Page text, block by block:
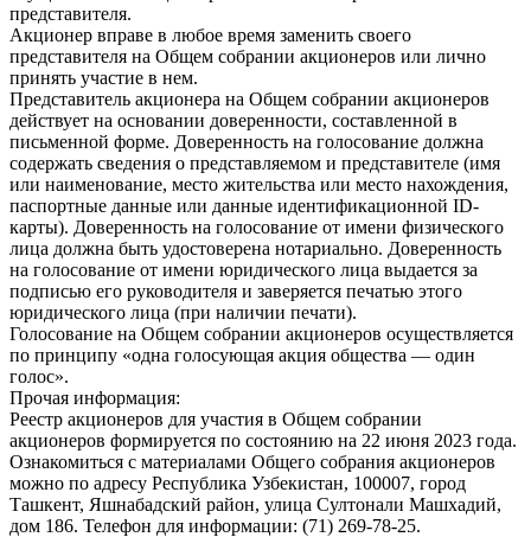
представителя.
Акционер вправе в любое время заменить своего
представителя на Общем собрании акционеров или лично
принять участие в нем.
Представитель акционера на Общем собрании акционеров
действует на основании доверенности, составленной в
письменной форме. Доверенность на голосование должна
содержать сведения о представляемом и представителе (имя
или наименование, место жительства или место нахождения,
паспортные данные или данные идентификационной ID-
карты). Доверенность на голосование от имени физического
лица должна быть удостоверена нотариально. Доверенность
на голосование от имени юридического лица выдается за
подписью его руководителя и заверяется печатью этого
юридического лица (при наличии печати).
Голосование на Общем собрании акционеров осуществляется
по принципу «одна голосующая акция общества — один
голос».
Прочая информация:
Реестр акционеров для участия в Общем собрании
акционеров формируется по состоянию на 22 июня 2023 года.
Ознакомиться с материалами Общего собрания акционеров
можно по адресу Республика Узбекистан, 100007, город
Ташкент, Яшнабадский район, улица Султонали Машхадий,
дом 186. Телефон для информации: (71) 269-78-25.